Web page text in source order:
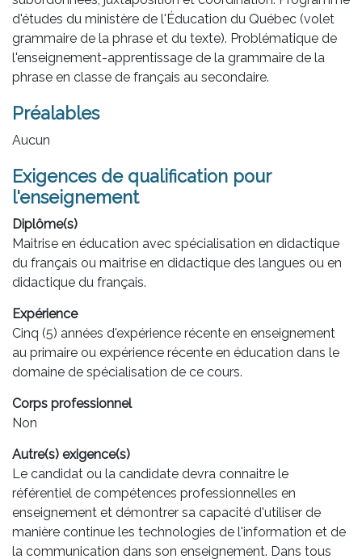
d'études du ministère de l'Éducation du Québec (volet
grammaire de la phrase et du texte). Problématique de
l'enseignement-apprentissage de la grammaire de la
phrase en classe de français au secondaire.
Préalables
Aucun
Exigences de qualification pour
l'enseignement
Diplôme(s)
Maitrise en éducation avec spécialisation en didactique
du français ou maitrise en didactique des langues ou en
didactique du français.
Expérience
Cinq (5) années d'expérience récente en enseignement
au primaire ou expérience récente en éducation dans le
domaine de spécialisation de ce cours.
Corps professionnel
Non
Autre(s) exigence(s)
Le candidat ou la candidate devra connaitre le
référentiel de compétences professionnelles en
enseignement et démontrer sa capacité d'utiliser de
manière continue les technologies de l'information et de
la communication dans son enseignement. Dans tous